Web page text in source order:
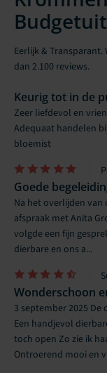
Eerlijk &
dan 2.100 reviews.
Keurig tot in de
Zeer liefdevol en
Adequaat handelen
bloemist
Goede
Na het overlijden van
afspraak met Anita
volgde een fijn
dierbare en ons a...
Wonderschoon
3 september 2025
Een handjevol
toch open Zo zie ik
Ontroerend mooi en